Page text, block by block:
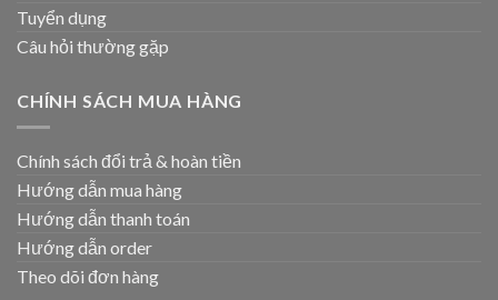
Tuyển dụng
Câu hỏi thường gặp
CHÍNH SÁCH MUA HÀNG
Chính sách đổi trả & hoàn tiền
Hướng dẫn mua hàng
Hướng dẫn thanh toán
Hướng dẫn order
Theo dõi đơn hàng